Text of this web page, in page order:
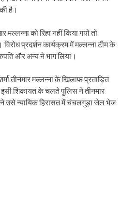
है।
मल्लन्ना को रिहा नहीं किया गयो तो
प्रदर्शन कार्यक्रम में मल्लन्ना टीम के
और अन्य ने भाग लिया।
तीनमार मल्लन्ना के खिलाफ प्रताड़ित
इसी शिकायत के चलते पुलिस ने तीनमार
ने उसे न्यायिक हिरासत में चंचलगुड़ा जेल भेज